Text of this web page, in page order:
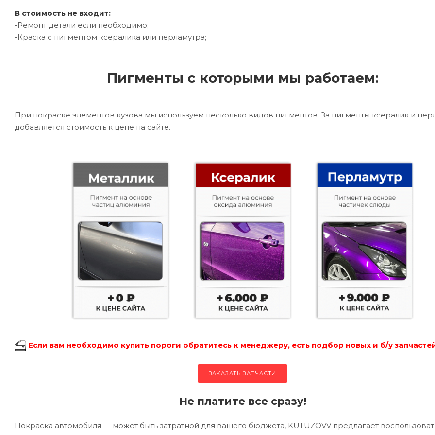
В стоимость не входит:
-Ремонт детали если необходимо;
-Краска с пигментом ксералика или перламутра;
Пигменты с которыми мы работаем:
При покраске элементов кузова мы используем несколько видов пигментов. За пигменты ксералик и
добавляется стоимость к цене на сайте.
Если вам необходимо купить пороги обратитесь к менеджеру, есть подбор новых и б/у
ЗАКАЗАТЬ ЗАПЧАСТИ
Не платите все сразу!
Покраска автомобиля — может быть затратной для вашего бюджета, KUTUZOVV предлагает